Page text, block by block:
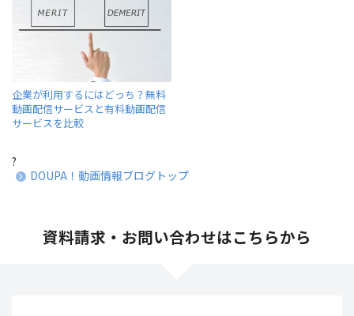
企業が利用するにはどっち？無料
動画配信サービスと有料動画配信
サービスを比較
?
DOUPA！動画情報ブログトップ
資料請求・お問い合わせはこちらから